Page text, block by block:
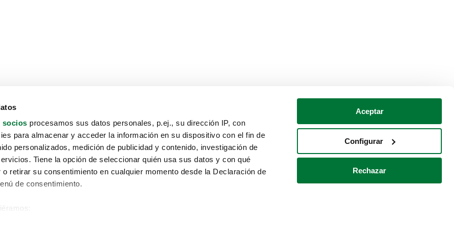
socios procesamos sus datos personales, p.ej., su dirección IP, con
para almacenar y acceder la información en su dispositivo con el fin de
personalizados, medición de publicidad y contenido, investigación de
Tiene la opción de seleccionar quién usa sus datos y con qué
retirar su consentimiento en cualquier momento desde la Declaración de
de consentimiento.
Aceptar
Configurar
Rechazar